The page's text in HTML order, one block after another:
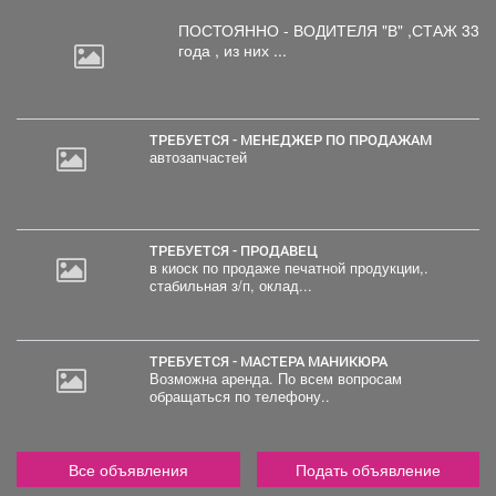
ПОСТОЯННО - ВОДИТЕЛЯ "В" ,СТАЖ 33
года , из них ...
ТРЕБУЕТСЯ - МЕНЕДЖЕР ПО ПРОДАЖАМ
автозапчастей
ТРЕБУЕТСЯ - ПРОДАВЕЦ
в киоск по продаже печатной продукции,.
стабильная з/п, оклад...
ТРЕБУЕТСЯ - МАСТЕРА МАНИКЮРА
Возможна аренда. По всем вопросам
обращаться по телефону..
Все объявления Подать объявление